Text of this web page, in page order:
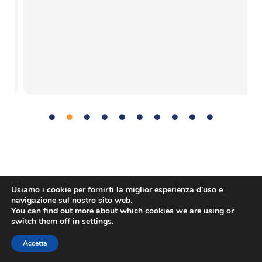
Copyright © Agenzia Spaziale Europea. Tutti i diritti riservati.
Usiamo i cookie per fornirti la miglior esperienza d'uso e
navigazione sul nostro sito web.
You can find out more about which cookies we are using or
switch them off in settings.
Accetta